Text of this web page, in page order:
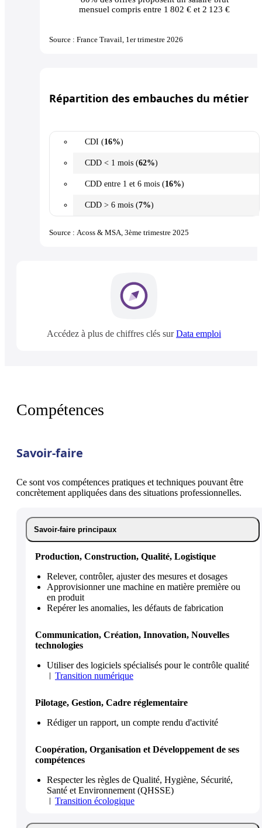
mensuel compris entre 1 802 € et 2 123 €
Source : France Travail, 1er trimestre 2026
Répartition des embauches du métier
CDI (16%)
CDD < 1 mois (62%)
CDD entre 1 et 6 mois (16%)
CDD > 6 mois (7%)
Source : Acoss & MSA, 3ème trimestre 2025
Accédez à plus de chiffres clés surData emploi
Compétences
Savoir-faire
Ce sont vos compétences pratiques et techniques pouvant être
concrètement appliquées dans des situations professionnelles.
Savoir-faire principaux
Production, Construction, Qualité, Logistique
Relever, contrôler, ajuster des mesures et dosages
Approvisionner une machine en matière première ou
en produit
Repérer les anomalies, les défauts de fabrication
Communication, Création, Innovation, Nouvelles
technologies
Utiliser des logiciels spécialisés pour le contrôle qualité
Transition numérique
Pilotage, Gestion, Cadre réglementaire
Rédiger un rapport, un compte rendu d'activité
Coopération, Organisation et Développement de ses
compétences
Respecter les règles de Qualité, Hygiène, Sécurité,
Santé et Environnement (QHSSE)
Transition écologique